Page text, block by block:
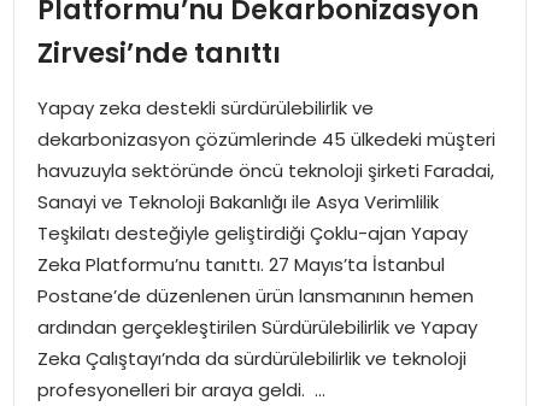
SPOR
TEKNOLOJI
SAĞLIK
MAGAZIN
YAŞAM
Platformu’nu Dekarbonizasyon
Zirvesi’nde tanıttı
Yapay zeka destekli sürdürülebilirlik ve
dekarbonizasyon çözümlerinde 45 ülkedeki müşteri
havuzuyla sektöründe öncü teknoloji şirketi Faradai,
Sanayi ve Teknoloji Bakanlığı ile Asya Verimlilik
Teşkilatı desteğiyle geliştirdiği Çoklu-ajan Yapay
Zeka Platformu’nu tanıttı. 27 Mayıs’ta İstanbul
Postane’de düzenlenen ürün lansmanının hemen
ardından gerçekleştirilen Sürdürülebilirlik ve Yapay
Zeka Çalıştayı’nda da sürdürülebilirlik ve teknoloji
profesyonelleri bir araya geldi. …